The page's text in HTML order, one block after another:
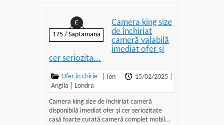
£
175 / Saptamana
Camera king size
de închiriat
cameră valabilă
imediat ofer și
cer seriozita...
Ofer in chirie Ion 15/02/2025
Anglia
Londra
Camera king size de închiriat cameră
disponibilă imediat ofer și cer seriozitate
casă foarte curată cameră complet mobil...